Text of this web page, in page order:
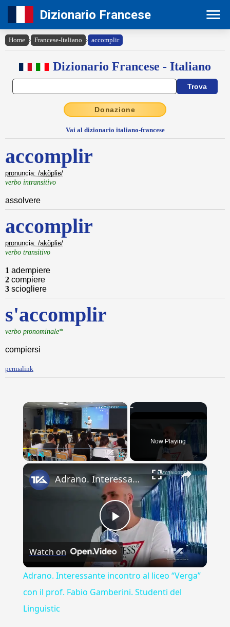
Dizionario Francese
Home › Francese-Italiano › accomplir
Dizionario Francese - Italiano
Donazione
Vai al dizionario italiano-francese
accomplir
pronuncia: /akõpliʁ/
verbo intransitivo
assolvere
accomplir
pronuncia: /akõpliʁ/
verbo transitivo
1 adempiere
2 compiere
3 sciogliere
s'accomplir
verbo pronominale*
compiersi
permalink
×
Now Playing
×
Play
Video
Adrano. Interessante incontro al liceo “Verga” con il prof. Fabio Gamberini. Studenti del Linguistic
Watch on
Adrano. Interessante incontro al liceo “Verga”
con il prof. Fabio Gamberini. Studenti del
Linguistic